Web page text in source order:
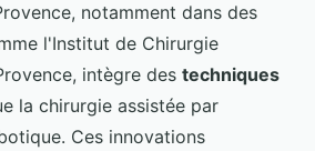
notamment dans des
l'Institut de Chirurgie
intègre des techniques
la chirurgie assistée par
Ces innovations